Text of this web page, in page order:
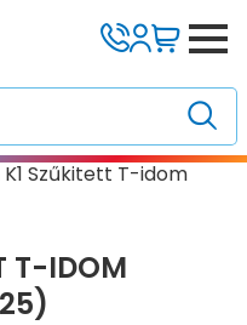
Szűkitett T-idom
T-IDOM